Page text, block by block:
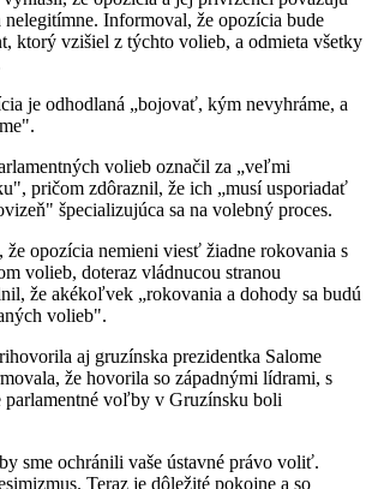
Informoval, že opozícia bude
ktorý vzišiel z týchto volieb, a odmieta všetky
je odhodlaná „bojovať, kým nevyhráme, a
volieb označil za „veľmi
pričom zdôraznil, že ich „musí usporiadať
špecializujúca sa na volebný proces.
že opozícia nemieni viesť žiadne rokovania s
volieb, doteraz vládnucou stranou
že akékoľvek „rokovania a dohody sa budú
volieb".
aj gruzínska prezidentka Salome
že hovorila so západnými lídrami, s
parlamentné voľby v Gruzínsku boli
sme ochránili vaše ústavné právo voliť.
Teraz je dôležité pokojne a so